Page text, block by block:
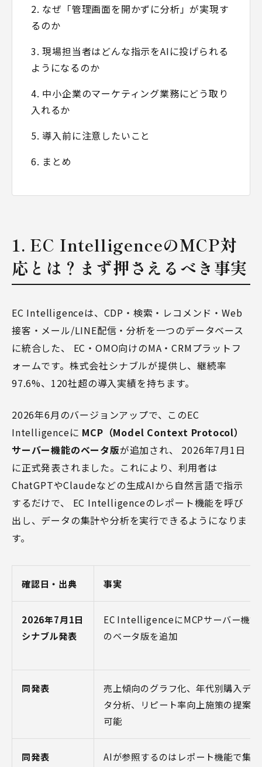
2. なぜ「管理画面を開かずに分析」が実現す
るのか
3. 現場担当者はどんな指示をAIに投げられる
ようになるのか
4. 中小企業のマーケティング業務にどう取り
入れるか
5. 導入前に注意したいこと
6. まとめ
1. EC IntelligenceのMCP対
応とは？まず押さえるべき事実
EC Intelligenceは、CDP・検索・レコメンド・Web
接客・メール/LINE配信・分析を一つのデータベース
に統合した、 EC・OMO向けのMA・CRMプラットフ
ォームです。株式会社シナブルが提供し、継続率
97.6%、120社超の導入実績を持ちます。
2026年6月のバージョンアップで、このEC
Intelligenceに MCP（Model Context Protocol）
サーバー機能のベータ版が追加され、 2026年7月1日
に正式発表されました。これにより、利用者は
ChatGPTやClaudeなどの生成AIから自然言語で指示
するだけで、 EC Intelligenceのレポート機能を呼び
出し、データの集計や分析を実行できるようになりま
す。
確認日・出典 事実
2026年7月1日
シナブル発表
EC IntelligenceにMCPサーバー機能
のベータ版を追加
同発表
売上傾向のグラフ化、年代別購入デー
タ分析、リピート率向上施策の提案が
可能
同発表
AIが参照するのはレポート機能で集計